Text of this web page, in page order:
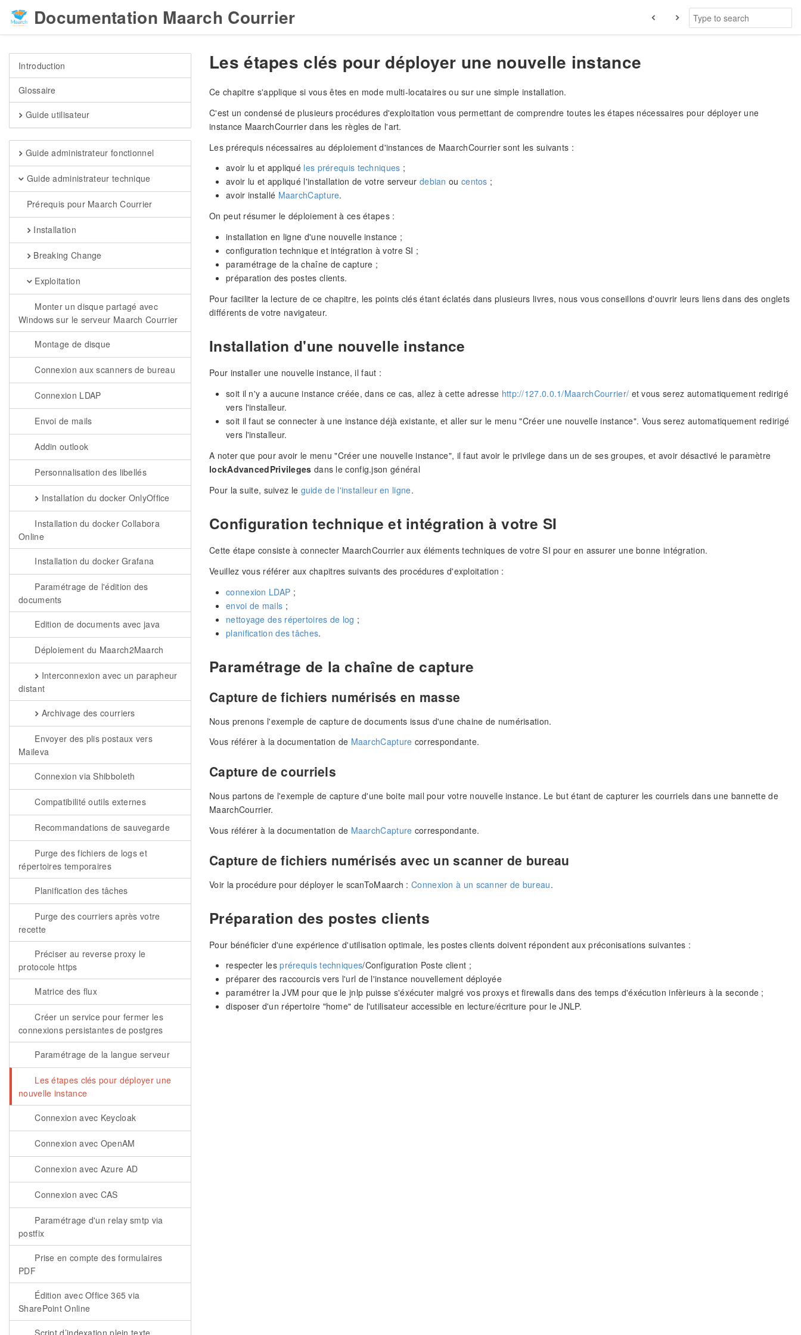
Documentation Maarch Courrier
Introduction
Glossaire
Guide utilisateur
Guide administrateur fonctionnel
Guide administrateur technique
Prérequis pour Maarch Courrier
Installation
Breaking Change
Exploitation
Monter un disque partagé avec
Windows sur le serveur Maarch Courrier
Montage de disque
Connexion aux scanners de bureau
Connexion LDAP
Envoi de mails
Addin outlook
Personnalisation des libellés
Installation du docker OnlyOffice
Installation du docker Collabora
Online
Installation du docker Grafana
Paramétrage de l'édition des
documents
Edition de documents avec java
Déploiement du Maarch2Maarch
Interconnexion avec un parapheur
distant
Archivage des courriers
Envoyer des plis postaux vers
Maileva
Connexion via Shibboleth
Compatibilité outils externes
Recommandations de sauvegarde
Purge des fichiers de logs et
répertoires temporaires
Planification des tâches
Purge des courriers après votre
recette
Préciser au reverse proxy le
protocole https
Matrice des flux
Créer un service pour fermer les
connexions persistantes de postgres
Paramétrage de la langue serveur
Les étapes clés pour déployer une
nouvelle instance
Connexion avec Keycloak
Connexion avec OpenAM
Connexion avec Azure AD
Connexion avec CAS
Paramétrage d'un relay smtp via
postfix
Prise en compte des formulaires
PDF
Édition avec Office 365 via
SharePoint Online
Script d’indexation plein texte
Les étapes clés pour déployer une nouvelle instance
Ce chapitre s'applique si vous êtes en mode multi-locataires ou sur une simple installation.
C'est un condensé de plusieurs procédures d'exploitation vous permettant de comprendre toutes les étapes nécessaires pour déployer une
instance MaarchCourrier dans les règles de l'art.
Les prérequis nécessaires au déploiement d'instances de MaarchCourrier sont les suivants :
avoir lu et appliqué les prérequis techniques ;
avoir lu et appliqué l'installation de votre serveur debian ou centos ;
avoir installé MaarchCapture.
On peut résumer le déploiement à ces étapes :
installation en ligne d'une nouvelle instance ;
configuration technique et intégration à votre SI ;
paramétrage de la chaîne de capture ;
préparation des postes clients.
Pour faciliter la lecture de ce chapitre, les points clés étant éclatés dans plusieurs livres, nous vous conseillons d'ouvrir leurs liens dans des onglets
différents de votre navigateur.
Installation d'une nouvelle instance
Pour installer une nouvelle instance, il faut :
soit il n'y a aucune instance créée, dans ce cas, allez à cette adresse http://127.0.0.1/MaarchCourrier/ et vous serez automatiquement redirigé
vers l'installeur.
soit il faut se connecter à une instance déjà existante, et aller sur le menu "Créer une nouvelle instance". Vous serez automatiquement redirigé
vers l'installeur.
A noter que pour avoir le menu "Créer une nouvelle instance", il faut avoir le privilege dans un de ses groupes, et avoir désactivé le paramètre
lockAdvancedPrivileges dans le config.json général
Pour la suite, suivez le guide de l'installeur en ligne.
Configuration technique et intégration à votre SI
Cette étape consiste à connecter MaarchCourrier aux éléments techniques de votre SI pour en assurer une bonne intégration.
Veuillez vous référer aux chapitres suivants des procédures d'exploitation :
connexion LDAP ;
envoi de mails ;
nettoyage des répertoires de log ;
planification des tâches.
Paramétrage de la chaîne de capture
Capture de fichiers numérisés en masse
Nous prenons l'exemple de capture de documents issus d'une chaine de numérisation.
Vous référer à la documentation de MaarchCapture correspondante.
Capture de courriels
Nous partons de l'exemple de capture d'une boite mail pour votre nouvelle instance. Le but étant de capturer les courriels dans une bannette de
MaarchCourrier.
Vous référer à la documentation de MaarchCapture correspondante.
Capture de fichiers numérisés avec un scanner de bureau
Voir la procédure pour déployer le scanToMaarch : Connexion à un scanner de bureau.
Préparation des postes clients
Pour bénéficier d'une expérience d'utilisation optimale, les postes clients doivent répondent aux préconisations suivantes :
respecter lesprérequis techniques/Configuration Poste client ;
préparer des raccourcis vers l'url de l'instance nouvellement déployée
paramétrer la JVM pour que le jnlp puisse s'éxécuter malgré vos proxys et firewalls dans des temps d'éxécution infèrieurs à la seconde ;
disposer d'un répertoire "home" de l'utilisateur accessible en lecture/écriture pour le JNLP.